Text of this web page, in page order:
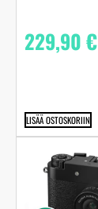
229,90€
LISÄÄ OSTOSKORIIN